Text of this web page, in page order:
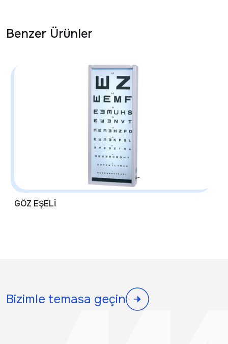
Benzer Ürünler
GÖZ EŞELİ
Bizimle temasa geçin